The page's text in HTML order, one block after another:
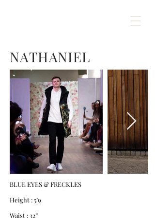
NATHANIEL
BLUE EYES & FRECKLES
Height : 5’9
Waist : 32”